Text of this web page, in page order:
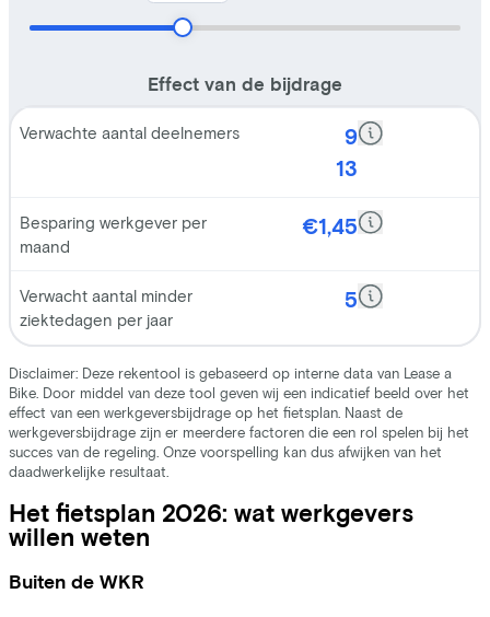
Het fietsplan 2026: wat werkgevers
willen weten
Buiten de WKR